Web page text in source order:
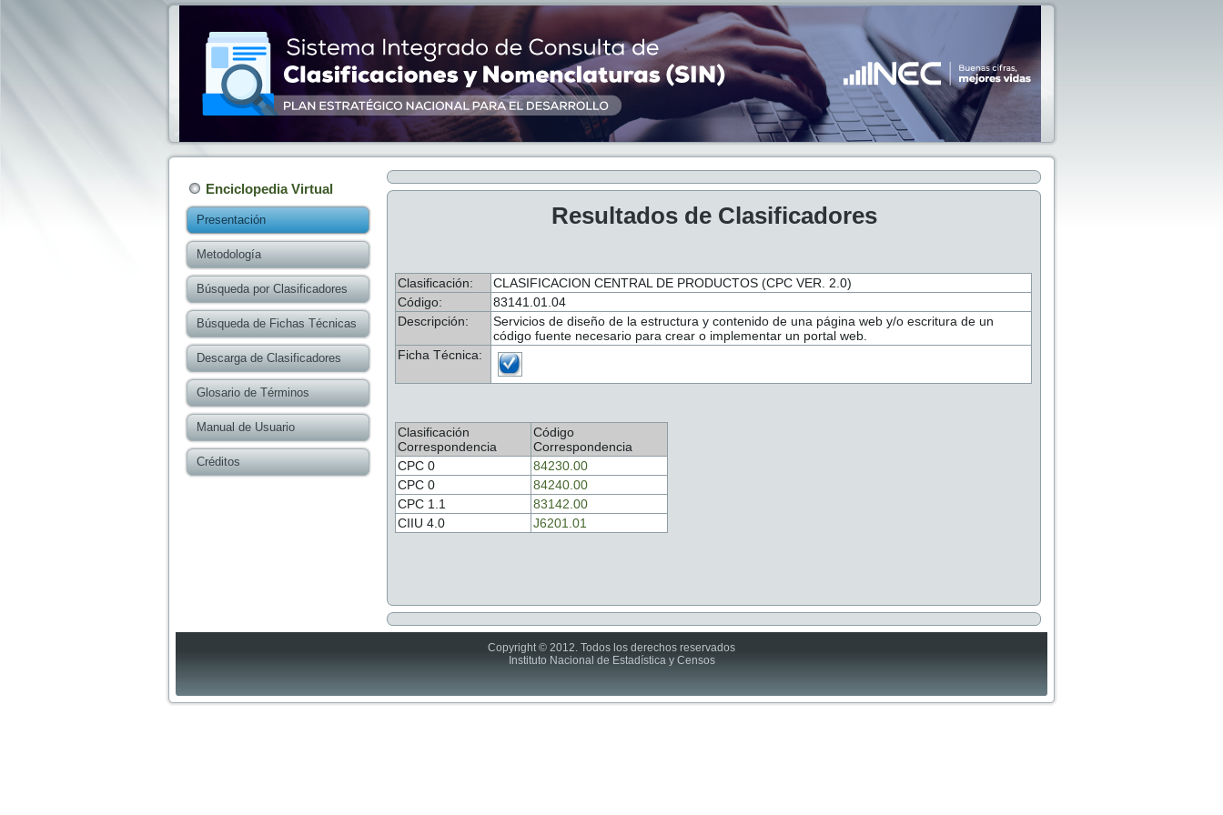
Enciclopedia Virtual
Presentación
Metodología
Búsqueda por Clasificadores
Búsqueda de Fichas Técnicas
Descarga de Clasificadores
Glosario de Términos
Manual de Usuario
Créditos
Resultados de Clasificadores
Clasificación:
CLASIFICACION CENTRAL DE PRODUCTOS (CPC VER. 2.0)
Código:
83141.01.04
Descripción:
Servicios de diseño de la estructura y contenido de una página web y/o escritura de un
código fuente necesario para crear o implementar un portal web.
Ficha Técnica:
Clasificación
Correspondencia
Código
Correspondencia
CPC 0
84230.00
CPC 0
84240.00
CPC 1.1
83142.00
CIIU 4.0
J6201.01
Copyright © 2012. Todos los derechos reservados
Instituto Nacional de Estadística y Censos